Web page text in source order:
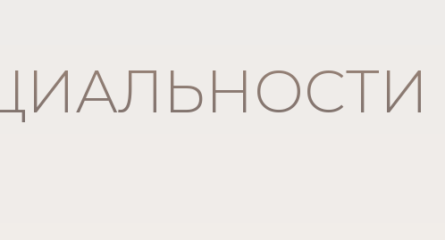
косметология